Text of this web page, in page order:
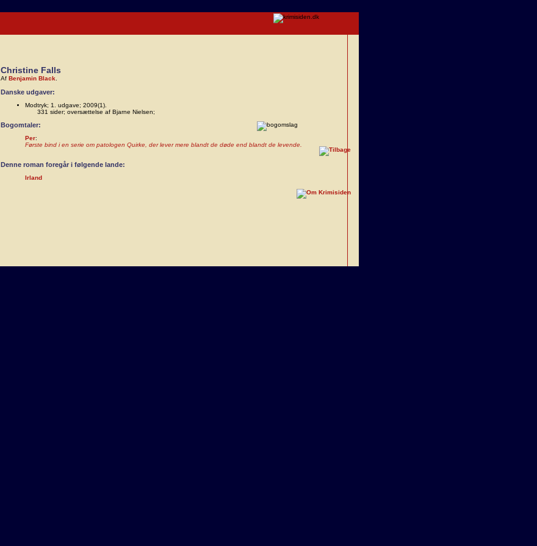
Christine Falls
Af Benjamin Black
Danske udgaver:
Modtryk; 1. udgave; 2009(1).
331 sider; oversættelse af Bjarne Nielsen;
Bogomtaler:
Per:
Første bind i en serie om patologen Quirke, der lever mere blandt de døde end blandt de levende.
Denne roman foregår i følgende lande:
Irland